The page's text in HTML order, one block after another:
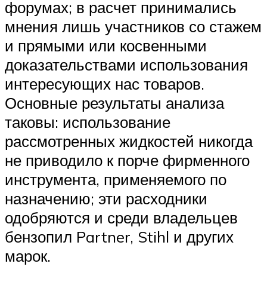
форумах; в расчет принимались
мнения лишь участников со стажем
и прямыми или косвенными
доказательствами использования
интересующих нас товаров.
Основные результаты анализа
таковы: использование
рассмотренных жидкостей никогда
не приводило к порче фирменного
инструмента, применяемого по
назначению; эти расходники
одобряются и среди владельцев
бензопил Partner, Stihl и других
марок.